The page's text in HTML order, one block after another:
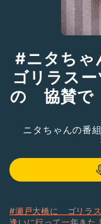
#ニタちゃ
ゴリラス
の 協賛で
ニタちゃんの番
#瀬戸大橋に ゴリラ
逢いに行って一年き